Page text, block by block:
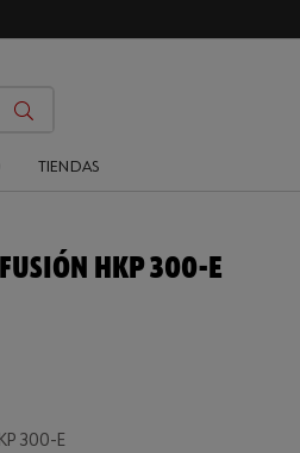
TIENDAS
HKP 300-E
300-E